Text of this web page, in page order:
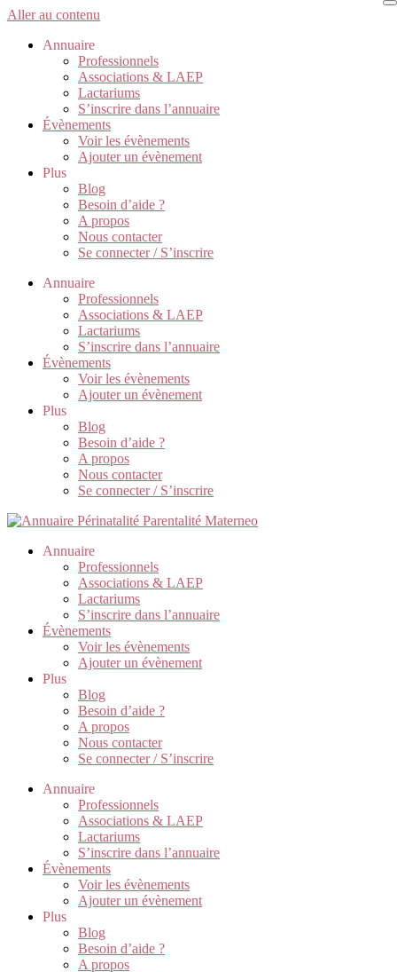
Aller au contenu
Annuaire
Professionnels
Associations & LAEP
Lactariums
S’inscrire dans l’annuaire
Évènements
Voir les évènements
Ajouter un évènement
Plus
Blog
Besoin d’aide ?
A propos
Nous contacter
Se connecter / S’inscrire
Annuaire
Professionnels
Associations & LAEP
Lactariums
S’inscrire dans l’annuaire
Évènements
Voir les évènements
Ajouter un évènement
Plus
Blog
Besoin d’aide ?
A propos
Nous contacter
Se connecter / S’inscrire
Annuaire
Professionnels
Associations & LAEP
Lactariums
S’inscrire dans l’annuaire
Évènements
Voir les évènements
Ajouter un évènement
Plus
Blog
Besoin d’aide ?
A propos
Nous contacter
Se connecter / S’inscrire
Annuaire
Professionnels
Associations & LAEP
Lactariums
S’inscrire dans l’annuaire
Évènements
Voir les évènements
Ajouter un évènement
Plus
Blog
Besoin d’aide ?
A propos